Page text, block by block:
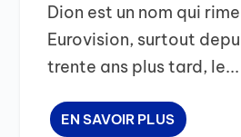
Dion est un nom qui
Eurovision, surtout
trente ans plus tard, le...
EN SAVOIR PLUS